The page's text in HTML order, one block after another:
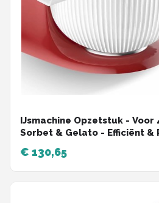
IJsmachine Opzetstuk - Voor
Sorbet & Gelato - Efficiënt &
Compact & Lichtgewicht -
Duurzaam & Krachtig -
Snel Gereed
€ 130,65